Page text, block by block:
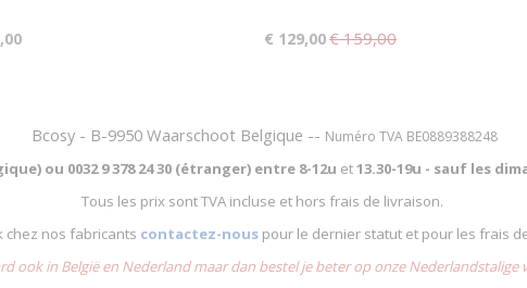
€ 129,00€ 159,00
Bcosy - B-9950 Waarschoot Belgique -- Numéro TVA BE0889388248
ou 0032 9 378 24 30 (étranger) entre 8-12u et13.30-19u - sauf les
Tous les prix sont TVA incluse et hors frais de livraison.
chez nos fabricants contactez-nouspour le dernier statut et pour les frais
ook in België en Nederland maar dan bestel je beter op onze Nederlandstalige